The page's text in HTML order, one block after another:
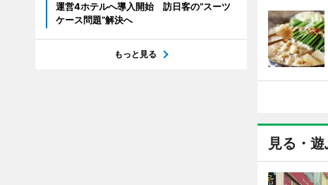
見る・遊
運営4ホテルへ導入開始 訪日客の“スーツ
ケース問題”解決へ
もっと見る